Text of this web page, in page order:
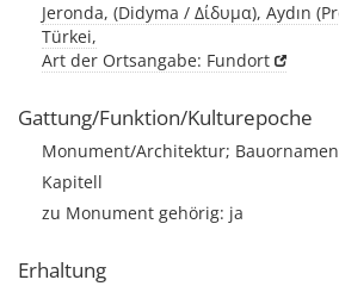
Jeronda, (Didyma / Δίδυμα), Aydın
Türkei,
Art der Ortsangabe: Fundort
Gattung/Funktion/Kulturepoche
Monument/Architektur;
Kapitell
zu Monument gehörig: ja
Erhaltung